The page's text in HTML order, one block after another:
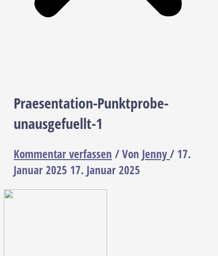
Praesentation-Punktprobe-
unausgefuellt-1
Kommentar verfassen / Von Jenny/ 17.
Januar 2025 17. Januar 2025